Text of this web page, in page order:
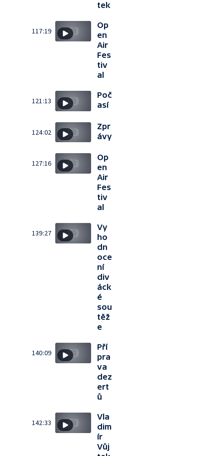
tek
117:19
Op
en
Air
Fes
tiv
al
121:13
Poč
así
124:02
Zpr
ávy
127:16
Op
en
Air
Fes
tiv
al
139:27
Vy
ho
dn
oce
ní
div
áck
é
sou
těž
e
140:09
Pří
pra
va
dez
ert
ů
142:33
Vla
dim
ír
Vůj